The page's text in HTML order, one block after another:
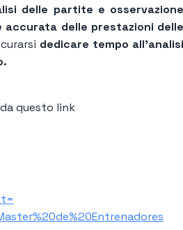
delle partite e osservazione
delle prestazioni delle
dedicare tempo all'analisi
questo link